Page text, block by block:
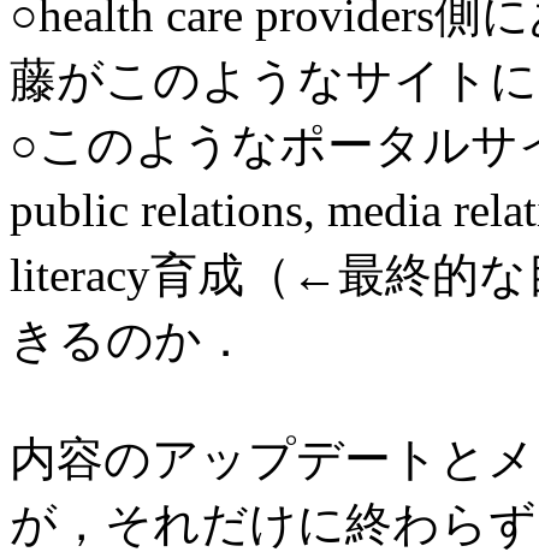
○health care providers側
藤がこのようなサイト
○このようなポータルサ
public relations, media
literacy育成（←最終的
きるのか．
内容のアップデートと
が，それだけに終わら